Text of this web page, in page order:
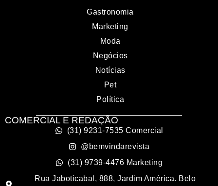
Gastronomia
Marketing
Moda
Negócios
Notícias
Pet
Política
COMERCIAL E REDAÇÃO
(31) 9231-7535 Comercial
@bemvindarevista
(31) 9739-4476 Marketing
Rua Jaboticabal, 888, Jardim América. Belo